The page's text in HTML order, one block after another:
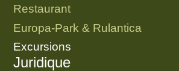
Restaurant
Europa-Park & Rulantica
Excursions
Juridique